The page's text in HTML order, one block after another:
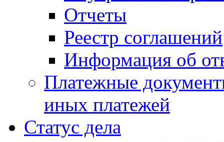
Отчеты
Реестр соглашений
Информация об
Платежные
иных платежей
Статус дела